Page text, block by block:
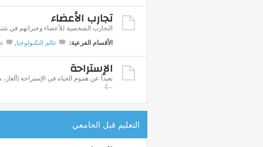
تجارب الأعضاء
التجارب الشخصية للأعضاء وخبراتهم في
الأقسام الفرعية:
عالم التكنولوجيا
الإستراحة
بعيداً عن هموم الحياه في الإستراحة
...).
التعليم قبل الجامعي